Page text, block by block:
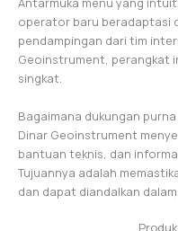
operator baru beradaptasi
pendampingan dari tim
Geoinstrument, perangkat
singkat.
Bagaimana dukungan
Dinar Geoinstrument
bantuan teknis, dan
Tujuannya adalah
dan dapat diandalkan